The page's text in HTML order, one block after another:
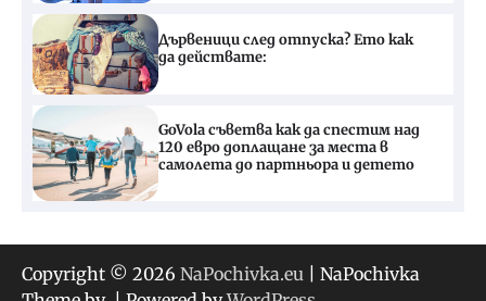
Дървеници след отпуска? Ето как
да действате:
GoVola съветва как да спестим над
120 евро доплащане за места в
самолета до партньора и детето
Copyright © 2026 NaPochivka.eu | NaPochivka